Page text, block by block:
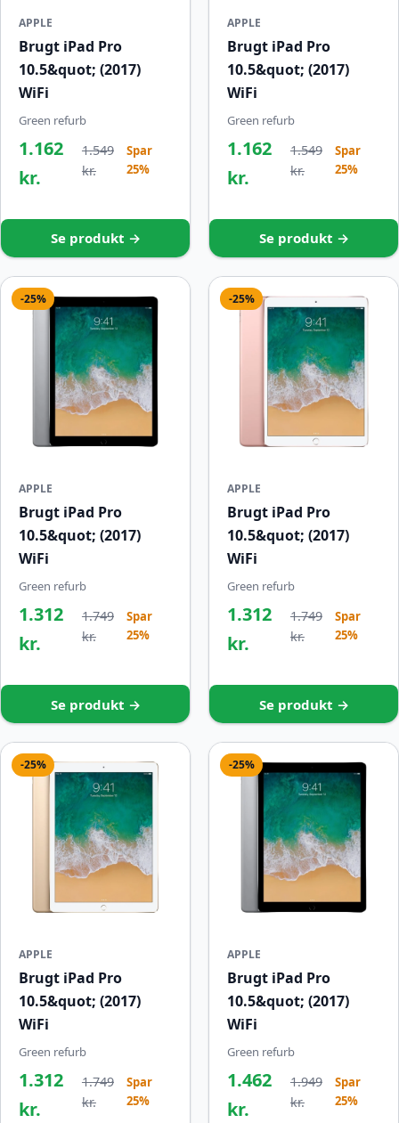
APPLE
Brugt iPad Pro
10.5&quot; (2017)
WiFi
Green refurb
1.162
kr.
1.549
kr.
Spar
25%
Se produkt →
APPLE
Brugt iPad Pro
10.5&quot; (2017)
WiFi
Green refurb
1.162
kr.
1.549
kr.
Spar
25%
Se produkt →
-25%
APPLE
Brugt iPad Pro
10.5&quot; (2017)
WiFi
Green refurb
1.312
kr.
1.749
kr.
Spar
25%
Se produkt →
-25%
APPLE
Brugt iPad Pro
10.5&quot; (2017)
WiFi
Green refurb
1.312
kr.
1.749
kr.
Spar
25%
Se produkt →
-25%
APPLE
Brugt iPad Pro
10.5&quot; (2017)
WiFi
Green refurb
1.312
kr.
1.749
kr.
Spar
25%
-25%
APPLE
Brugt iPad Pro
10.5&quot; (2017)
WiFi
Green refurb
1.462
kr.
1.949
kr.
Spar
25%